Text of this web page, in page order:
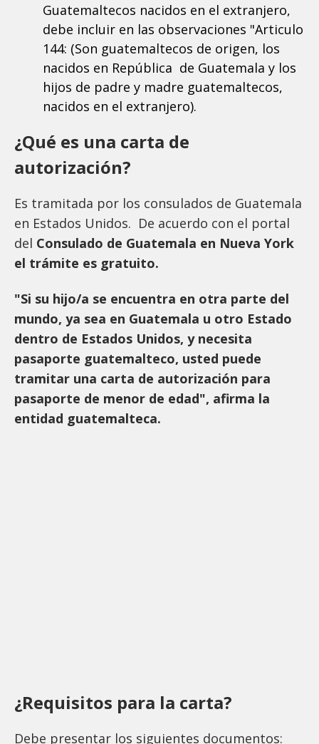
Guatemaltecos nacidos en el extranjero,
debe incluir en las observaciones "Articulo
144: (Son guatemaltecos de origen, los
nacidos en República de Guatemala y los
hijos de padre y madre guatemaltecos,
nacidos en el extranjero).
¿Qué es una carta de
autorización?
Es tramitada por los consulados de Guatemala
en Estados Unidos. De acuerdo con el portal
del Consulado de Guatemala en Nueva York
el trámite es gratuito.
"Si su hijo/a se encuentra en otra parte del
mundo, ya sea en Guatemala u otro Estado
dentro de Estados Unidos, y necesita
pasaporte guatemalteco, usted puede
tramitar una carta de autorización para
pasaporte de menor de edad", afirma la
entidad guatemalteca.
¿Requisitos para la carta?
Debe presentar los siguientes documentos: